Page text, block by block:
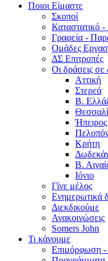
Ποιοι Είμαστε
Σκοποί
Καταστατικό -
Γραφεία -
Ομάδες
ΔΣ Επιτροπές
Οι δράσεις σε
Αττική
Στερεά
Β.
Ήπειρος
Κρήτη
Β.
Ιόνιο
Γίνε μέλος
Ενημερωτικά
Διεκδικούμε
Ανακοινώσεις
Somers John
Τι κάνουμε
Επιμόρφωση -